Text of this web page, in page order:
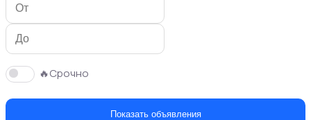
Будущим мамам
🔥Срочно
Показать объявления